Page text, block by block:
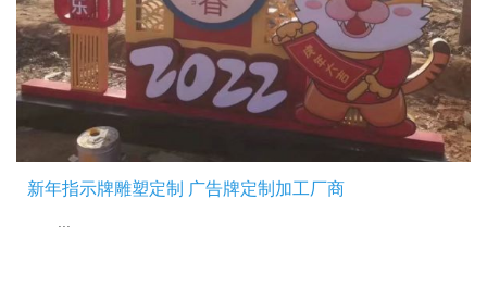
新年指示牌雕塑定制 广告牌定制加工厂商
...